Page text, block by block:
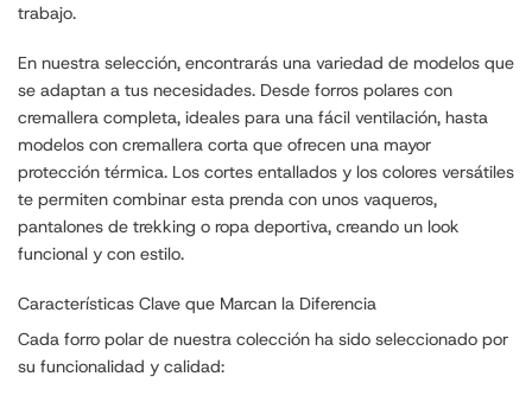
trabajo.
En nuestra selección, encontrarás una variedad de modelos que
se adaptan a tus necesidades. Desde forros polares con
cremallera completa, ideales para una fácil ventilación, hasta
modelos con cremallera corta que ofrecen una mayor
protección térmica. Los cortes entallados y los colores versátiles
te permiten combinar esta prenda con unos vaqueros,
pantalones de trekking o ropa deportiva, creando un look
funcional y con estilo.
Características Clave que Marcan la Diferencia
Cada forro polar de nuestra colección ha sido seleccionado por
su funcionalidad y calidad: